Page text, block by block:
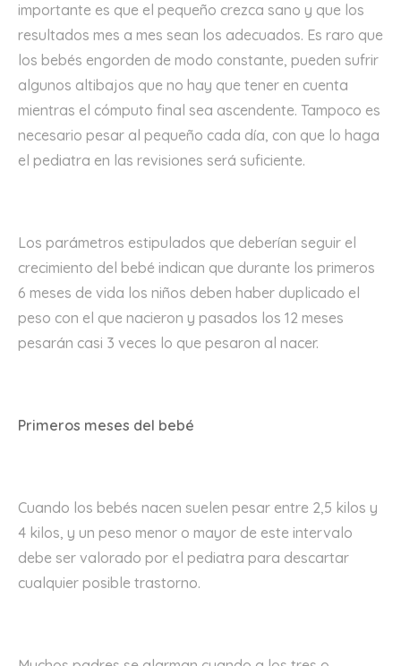
importante es que el pequeño crezca sano y que los
resultados mes a mes sean los adecuados. Es raro que
los bebés engorden de modo constante, pueden sufrir
algunos altibajos que no hay que tener en cuenta
mientras el cómputo final sea ascendente. Tampoco es
necesario pesar al pequeño cada día, con que lo haga
el pediatra en las revisiones será suficiente.
Los parámetros estipulados que deberían seguir el
crecimiento del bebé indican que durante los primeros
6 meses de vida los niños deben haber duplicado el
peso con el que nacieron y pasados los 12 meses
pesarán casi 3 veces lo que pesaron al nacer.
Primeros meses del bebé
Cuando los bebés nacen suelen pesar entre 2,5 kilos y
4 kilos, y un peso menor o mayor de este intervalo
debe ser valorado por el pediatra para descartar
cualquier posible trastorno.